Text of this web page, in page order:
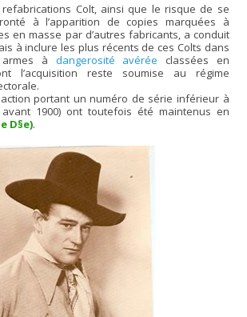
refabrications Colt, ainsi que le risque de se
à l’apparition de copies marquées à
en masse par d’autres fabricants, a conduit
à inclure les plus récents de ces Colts dans
à dangerosité avérée classées en
l’acquisition reste soumise au régime
portant un numéro de série inférieur à
avant 1900) ont toutefois été maintenus en
D§e).